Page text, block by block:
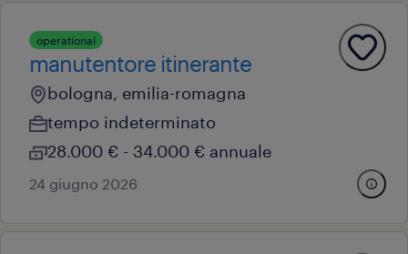
operational
manutentore itinerante
bologna, emilia-romagna
tempo indeterminato
28.000 € - 34.000 € annuale
24 giugno 2026